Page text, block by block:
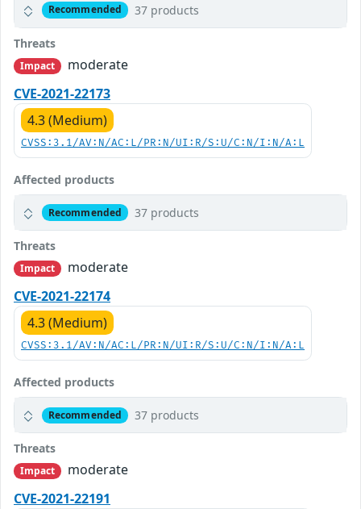
Recommended 37 products
Threats
Impact
moderate
CVE-2021-22173
4.3 (Medium)
CVSS:3.1/AV:N/AC:L/PR:N/UI:R/S:U/C:N/I:N/A:L
Affected products
Recommended 37 products
Threats
Impact
moderate
CVE-2021-22174
4.3 (Medium)
CVSS:3.1/AV:N/AC:L/PR:N/UI:R/S:U/C:N/I:N/A:L
Affected products
Recommended 37 products
Threats
Impact
moderate
CVE-2021-22191